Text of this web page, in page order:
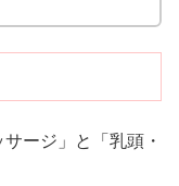
ージ」と「乳頭・